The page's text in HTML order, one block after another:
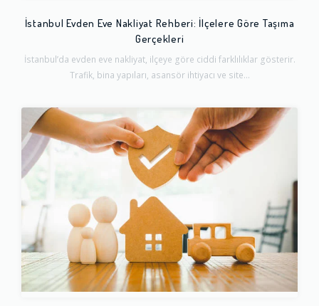
İstanbul Evden Eve Nakliyat Rehberi: İlçelere Göre Taşıma
Gerçekleri
İstanbul’da evden eve nakliyat, ilçeye göre ciddi farklılıklar gösterir.
Trafik, bina yapıları, asansör ihtiyacı ve site...